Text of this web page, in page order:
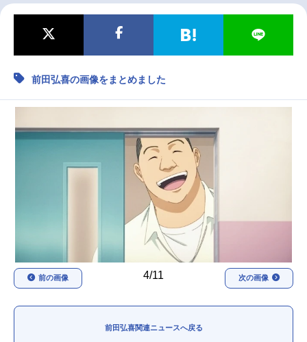
マンガ・ラノベ ゲーム・アプリ 音楽 コスプレ
2.5次元 配信・Vtuber
声優記事一覧
実写化映画一覧
夏アニメ
秋アニメ 冬アニメ
男性声優/女性声優一覧
FOLLOW US
前田弘喜の画像をまとめました
4/11
前の画像 次の画像
前田弘喜関連ニュースへ戻る